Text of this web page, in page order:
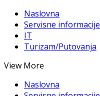
Naslovna
Servisne informacije
IT
Turizam/Putovanja
View More
Naslovna